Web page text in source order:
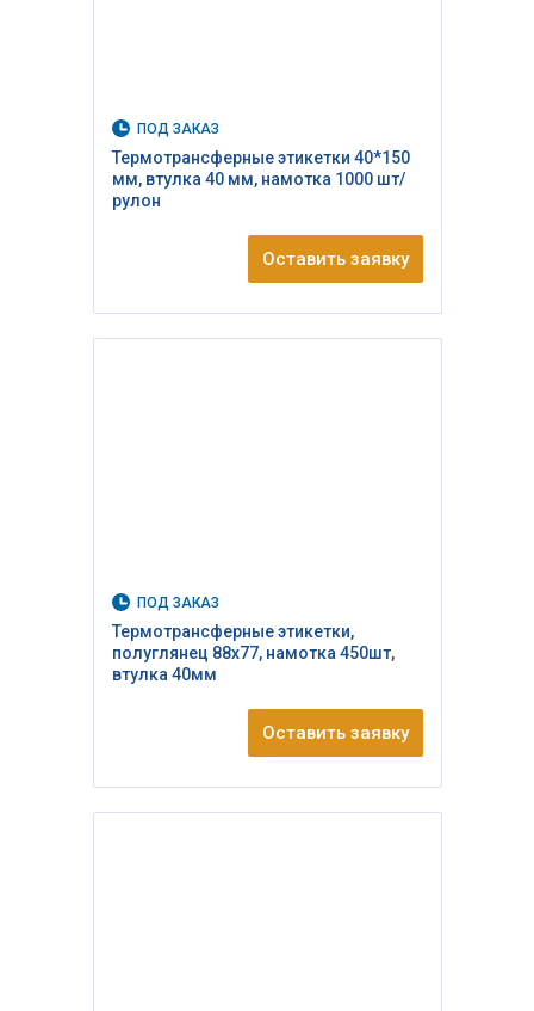
ПОД ЗАКАЗ
Термотрансферные этикетки 40*150
мм, втулка 40 мм, намотка 1000 шт/
рулон
Оставить заявку
ПОД ЗАКАЗ
Термотрансферные этикетки,
полуглянец 88х77, намотка 450шт,
втулка 40мм
Оставить заявку